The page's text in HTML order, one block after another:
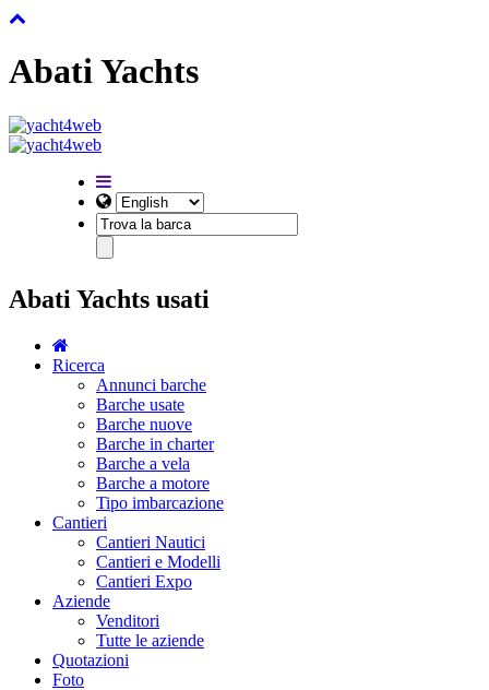
Abati Yachts
Abati Yachts usati
Ricerca
Annunci barche
Barche usate
Barche nuove
Barche in charter
Barche a vela
Barche a motore
Tipo imbarcazione
Cantieri
Cantieri Nautici
Cantieri e Modelli
Cantieri Expo
Aziende
Venditori
Tutte le aziende
Quotazioni
Foto